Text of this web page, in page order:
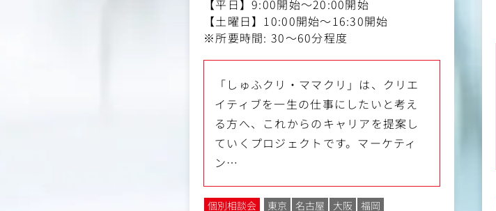
【平日】9:00開始～20:00開始
【土曜日】10:00開始～16:30開始
※所要時間: 30～60分程度
「しゅふクリ・ママクリ」は、クリエ
イティブを一生の仕事にしたいと考え
る方へ、これからのキャリアを提案し
ていくプロジェクトです。マーケティ
ン…
個別相談会 東京 名古屋 大阪 福岡